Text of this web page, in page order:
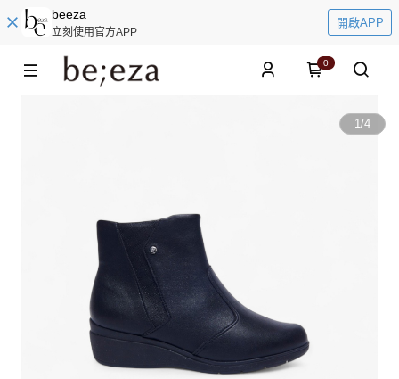
beeza
立刻使用官方APP
開啟APP
0
1/4